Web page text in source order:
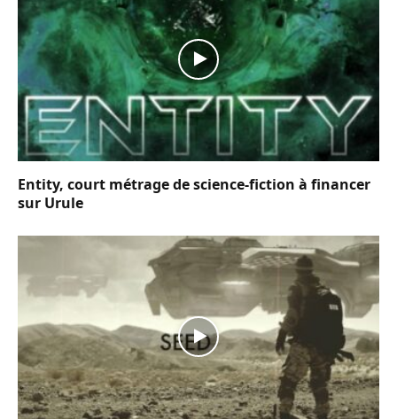
Entity, court métrage de science-fiction à financer
sur Urule